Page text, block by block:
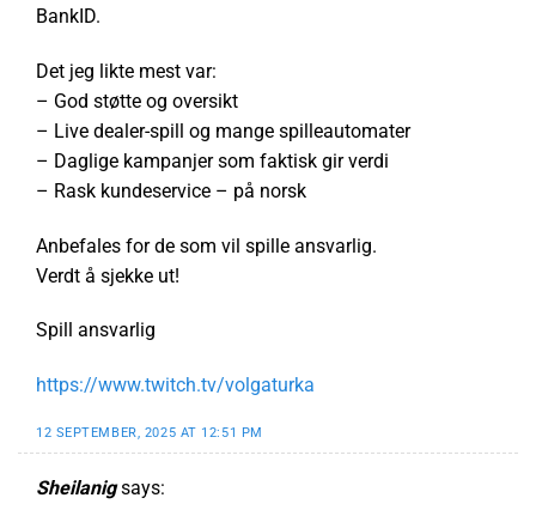
BankID.
Det jeg likte mest var:
– God støtte og oversikt
– Live dealer-spill og mange spilleautomater
– Daglige kampanjer som faktisk gir verdi
– Rask kundeservice – på norsk
Anbefales for de som vil spille ansvarlig.
Verdt å sjekke ut!
Spill ansvarlig
https://www.twitch.tv/volgaturka
12 SEPTEMBER, 2025 AT 12:51 PM
Sheilanig says: